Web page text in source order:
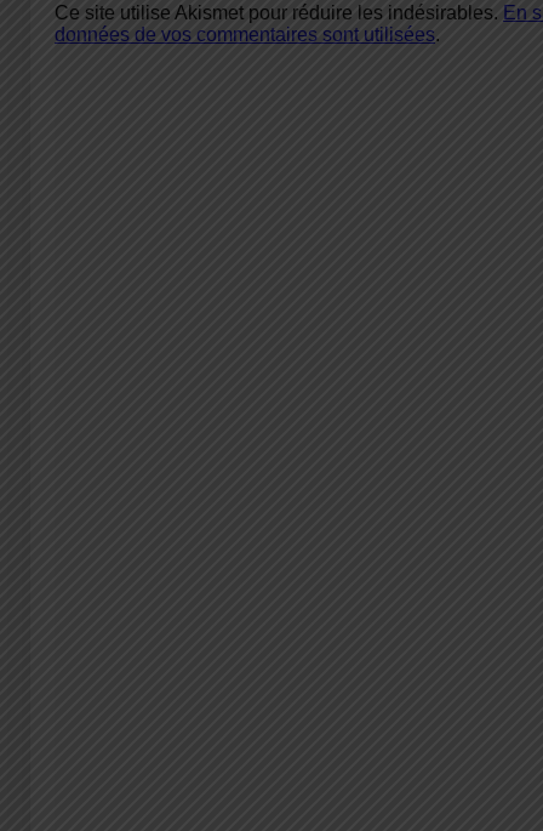
Ce site utilise Akismet pour réduire les indésirables. En
données de vos commentaires sont utilisées.